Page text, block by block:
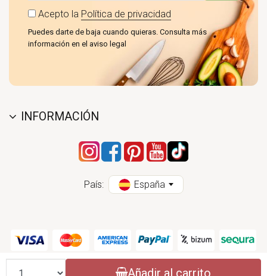
Añadir al carrito
Acepto la Política de privacidad
Puedes darte de baja cuando quieras. Consulta más
información en el aviso legal
INFORMACIÓN
País: España